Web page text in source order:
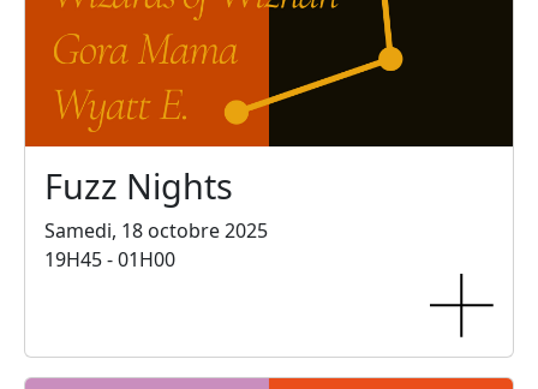
Fuzz Nights
Samedi, 18 octobre 2025
19H45 - 01H00